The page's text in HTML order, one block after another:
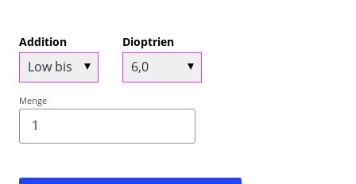
Addition Dioptrien
Menge